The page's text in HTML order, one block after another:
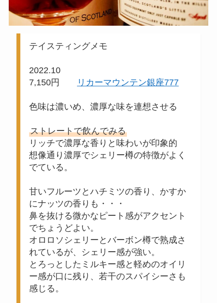
テイスティングメモ
2022.10
7,150円
リカーマウンテン銀座777
色味は濃いめ、濃厚な味を連想させる
ストレートで飲んでみる
リッチで濃厚な香りと味わいが印象的
想像通り濃厚でシェリー樽の特徴がよく
でている。
甘いフルーツとハチミツの香り、かすか
にナッツの香りも・・・
鼻を抜ける微かなピート感がアクセント
でちょうどよい。
オロロソシェリーとバーボン樽で熟成さ
れているが、シェリー感が強い。
とろっとしたミルキー感と軽めのオイリ
ー感が口に残り、若干のスパイシーさも
感じる。